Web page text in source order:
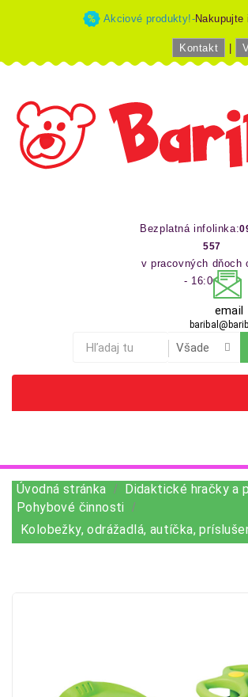
Akciové produkty!-Nakupujte
Kontakt
Bezplatná infolinka:
557
v pracovných dňoch
- 16:00 hod
email
Úvodná stránka
Didaktické hračky a
Pohybové činnosti
Kolobežky, odrážadlá, autíčka,